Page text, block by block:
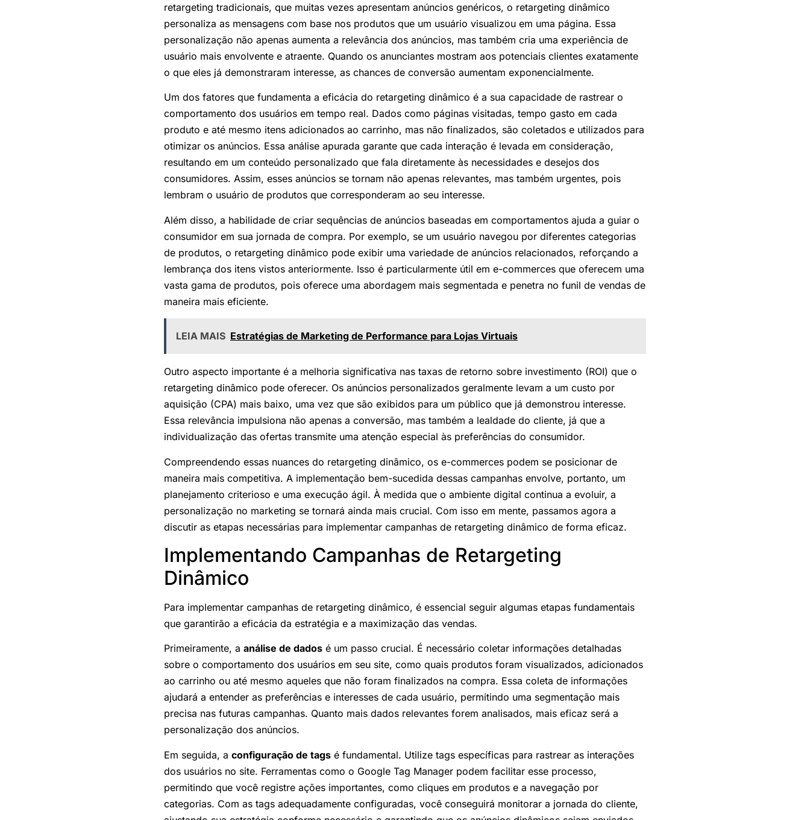
retargeting tradicionais, que muitas vezes apresentam anúncios genéricos, o retargeting dinâmico
personaliza as mensagens com base nos produtos que um usuário visualizou em uma página. Essa
personalização não apenas aumenta a relevância dos anúncios, mas também cria uma experiência de
usuário mais envolvente e atraente. Quando os anunciantes mostram aos potenciais clientes exatamente
o que eles já demonstraram interesse, as chances de conversão aumentam exponencialmente.
Um dos fatores que fundamenta a eficácia do retargeting dinâmico é a sua capacidade de rastrear o
comportamento dos usuários em tempo real. Dados como páginas visitadas, tempo gasto em cada
produto e até mesmo itens adicionados ao carrinho, mas não finalizados, são coletados e utilizados para
otimizar os anúncios. Essa análise apurada garante que cada interação é levada em consideração,
resultando em um conteúdo personalizado que fala diretamente às necessidades e desejos dos
consumidores. Assim, esses anúncios se tornam não apenas relevantes, mas também urgentes, pois
lembram o usuário de produtos que corresponderam ao seu interesse.
Além disso, a habilidade de criar sequências de anúncios baseadas em comportamentos ajuda a guiar o
consumidor em sua jornada de compra. Por exemplo, se um usuário navegou por diferentes categorias
de produtos, o retargeting dinâmico pode exibir uma variedade de anúncios relacionados, reforçando a
lembrança dos itens vistos anteriormente. Isso é particularmente útil em e-commerces que oferecem uma
vasta gama de produtos, pois oferece uma abordagem mais segmentada e penetra no funil de vendas de
maneira mais eficiente.
LEIA MAIS Estratégias de Marketing de Performance para Lojas Virtuais
Outro aspecto importante é a melhoria significativa nas taxas de retorno sobre investimento (ROI) que o
retargeting dinâmico pode oferecer. Os anúncios personalizados geralmente levam a um custo por
aquisição (CPA) mais baixo, uma vez que são exibidos para um público que já demonstrou interesse.
Essa relevância impulsiona não apenas a conversão, mas também a lealdade do cliente, já que a
individualização das ofertas transmite uma atenção especial às preferências do consumidor.
Compreendendo essas nuances do retargeting dinâmico, os e-commerces podem se posicionar de
maneira mais competitiva. A implementação bem-sucedida dessas campanhas envolve, portanto, um
planejamento criterioso e uma execução ágil. À medida que o ambiente digital continua a evoluir, a
personalização no marketing se tornará ainda mais crucial. Com isso em mente, passamos agora a
discutir as etapas necessárias para implementar campanhas de retargeting dinâmico de forma eficaz.
Implementando Campanhas de Retargeting
Dinâmico
Para implementar campanhas de retargeting dinâmico, é essencial seguir algumas etapas fundamentais
que garantirão a eficácia da estratégia e a maximização das vendas.
Primeiramente, a análise de dados é um passo crucial. É necessário coletar informações detalhadas
sobre o comportamento dos usuários em seu site, como quais produtos foram visualizados, adicionados
ao carrinho ou até mesmo aqueles que não foram finalizados na compra. Essa coleta de informações
ajudará a entender as preferências e interesses de cada usuário, permitindo uma segmentação mais
precisa nas futuras campanhas. Quanto mais dados relevantes forem analisados, mais eficaz será a
personalização dos anúncios.
Em seguida, a configuração de tags é fundamental. Utilize tags específicas para rastrear as interações
dos usuários no site. Ferramentas como o Google Tag Manager podem facilitar esse processo,
permitindo que você registre ações importantes, como cliques em produtos e a navegação por
categorias. Com as tags adequadamente configuradas, você conseguirá monitorar a jornada do cliente,